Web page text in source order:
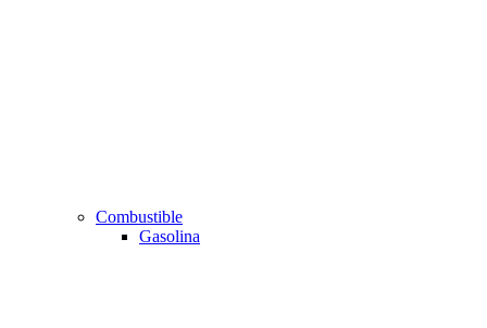
Combustible
Gasolina